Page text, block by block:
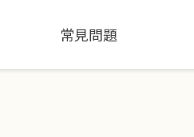
常見問題